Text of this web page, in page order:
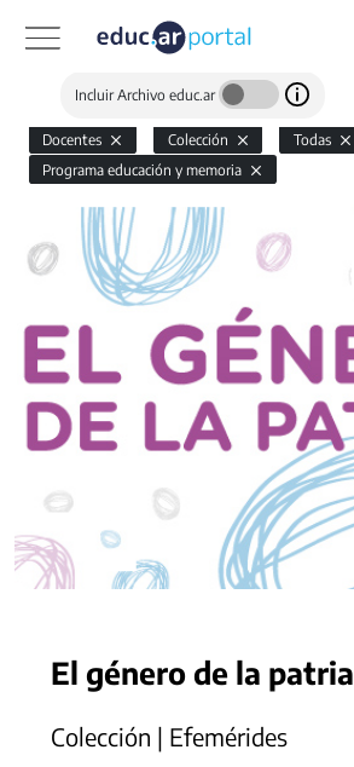
Incluir Archivo educ.ar
Docentes Colección
Todas
Programa educación y memoria
El género de la patria
Colección | Efemérides